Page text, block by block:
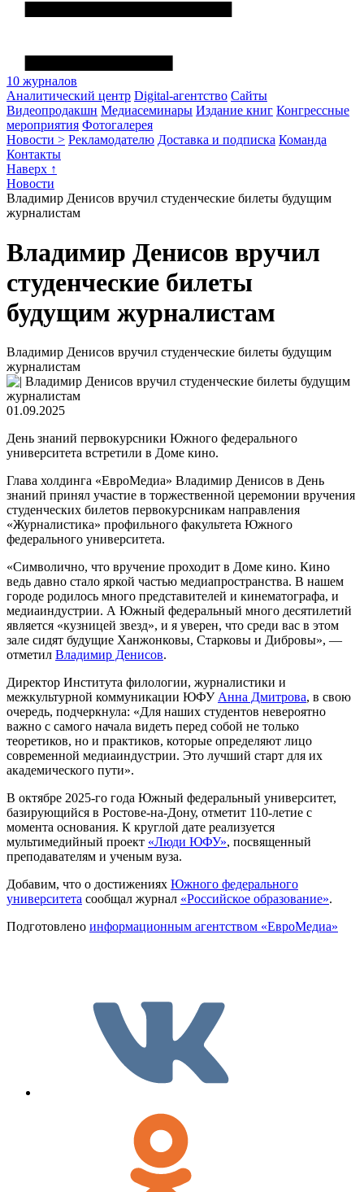
10 журналов
Аналитический центр Digital-агентство Сайты
Видеопродакшн Медиасеминары Издание книг Конгрессные
мероприятия Фотогалерея
Новости > Рекламодателю Доставка и подписка Команда
Контакты
Наверх ↑
Новости
Владимир Денисов вручил студенческие билеты будущим
журналистам
Владимир Денисов вручил
студенческие билеты
будущим журналистам
Владимир Денисов вручил студенческие билеты будущим
журналистам
01.09.2025
День знаний первокурсники Южного федерального
университета встретили в Доме кино.
Глава холдинга «ЕвроМедиа» Владимир Денисов в День
знаний принял участие в торжественной церемонии вручения
студенческих билетов первокурсникам направления
«Журналистика» профильного факультета Южного
федерального университета.
«Символично, что вручение проходит в Доме кино. Кино
ведь давно стало яркой частью медиапространства. В нашем
городе родилось много представителей и кинематографа, и
медиаиндустрии. А Южный федеральный много десятилетий
является «кузницей звезд», и я уверен, что среди вас в этом
зале сидят будущие Ханжонковы, Старковы и Дибровы», —
отметил Владимир Денисов.
Директор Института филологии, журналистики и
межкультурной коммуникации ЮФУАнна Дмитрова, в свою
очередь, подчеркнула: «Для наших студентов невероятно
важно с самого начала видеть перед собой не только
теоретиков, но и практиков, которые определяют лицо
современной медиаиндустрии. Это лучший старт для их
академического пути».
В октябре 2025-го года Южный федеральный университет,
базирующийся в Ростове-на-Дону, отметит 110-летие с
момента основания. К круглой дате реализуется
мультимедийный проект «Люди ЮФУ», посвященный
преподавателям и ученым вуза.
Добавим, что о достижениях Южного федерального
университета сообщал журнал «Российское образование».
Подготовлено информационным агентством «ЕвроМедиа»